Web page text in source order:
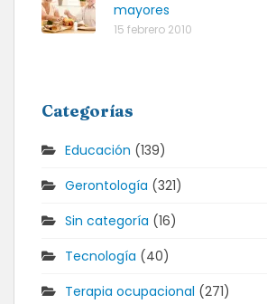
mayores
15 febrero 2010
Categorías
Educación (139)
Gerontología (321)
Sin categoría (16)
Tecnología (40)
Terapia ocupacional (271)